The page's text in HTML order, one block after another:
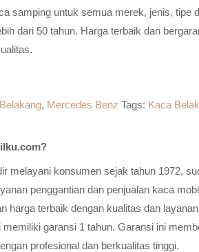
samping untuk semua merek, jenis, tipe
dari 50 tahun. Harga terbaik dan
, Mercedes Benz Tags: Kaca
melayani konsumen sejak tahun 1972,
penggantian dan penjualan kaca
harga terbaik dengan kualitas dan
garansi 1 tahun. Garansi ini
profesional dan berkualitas tinggi.